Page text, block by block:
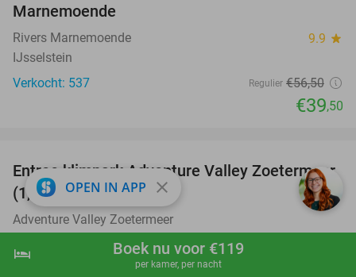
shopping_cart Boek nu
hotel Boek nu voor €119
per kamer, per nacht
Marnemoende
Rivers Marnemoende 9.9 star
IJsselstein
Verkocht: 537
Regulier €56,50
€39,50
14%
Entree klimpark Adventure Valley Zoetermeer
(1,5 uur)
Adventure Valley Zoetermeer
OPEN IN APP close